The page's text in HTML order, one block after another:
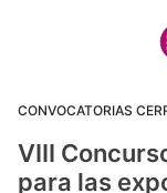
CONVOCATORIAS
VIII
para las